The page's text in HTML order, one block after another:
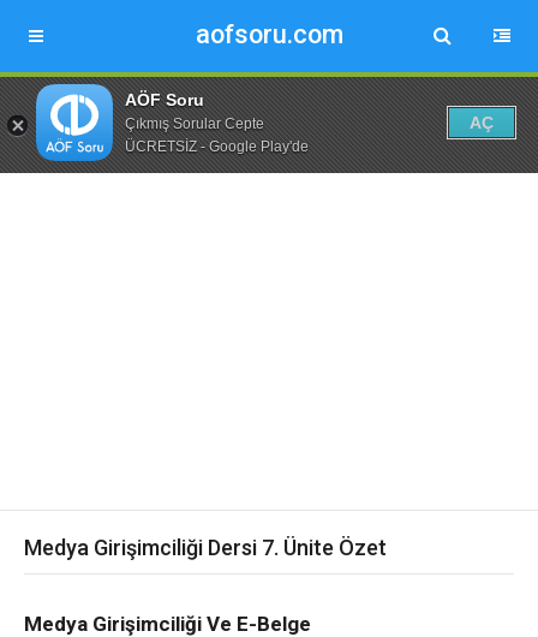
aofsoru.com
AÖF Soru
Çıkmış Sorular Cepte
ÜCRETSİZ - Google Play'de
AÇ
Medya Girişimciliği Dersi 7. Ünite Özet
Medya Girişimciliği Ve E-Belge